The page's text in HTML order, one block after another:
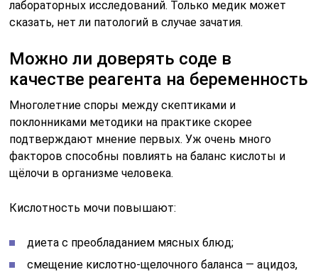
лабораторных исследований. Только медик может
сказать, нет ли патологий в случае зачатия.
Можно ли доверять соде в
качестве реагента на беременность
Многолетние споры между скептиками и
поклонниками методики на практике скорее
подтверждают мнение первых. Уж очень много
факторов способны повлиять на баланс кислоты и
щёлочи в организме человека.
Кислотность мочи повышают:
диета с преобладанием мясных блюд;
смещение кислотно-щелочного баланса — ацидоз,